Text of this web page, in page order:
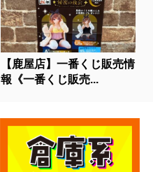
【鹿屋店】一番くじ販売情
報《一番くじ販売...